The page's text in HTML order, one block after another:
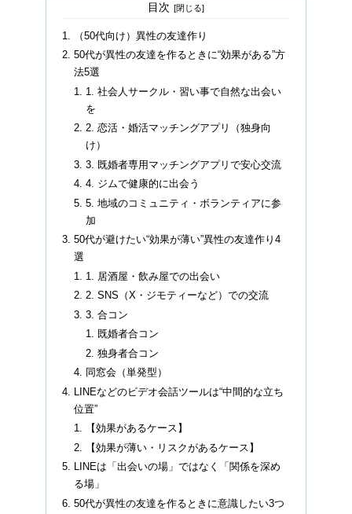
目次
（50代向け）異性の友達作り
50代が異性の友達を作るときに“効果がある”方
法5選
1. 社会人サークル・習い事で自然な出会い
を
2. 恋活・婚活マッチングアプリ（独身向
け）
3. 既婚者専用マッチングアプリで安心交流
4. ジムで健康的に出会う
5. 地域のコミュニティ・ボランティアに参
加
50代が避けたい“効果が薄い”異性の友達作り4
選
1. 居酒屋・飲み屋での出会い
2. SNS（X・ジモティーなど）での交流
3. 合コン
既婚者合コン
独身者合コン
同窓会（単発型）
LINEなどのビデオ会話ツールは“中間的な立ち
位置”
【効果があるケース】
【効果が薄い・リスクがあるケース】
LINEは「出会いの場」ではなく「関係を深め
る場」
50代が異性の友達を作るときに意識したい3つ